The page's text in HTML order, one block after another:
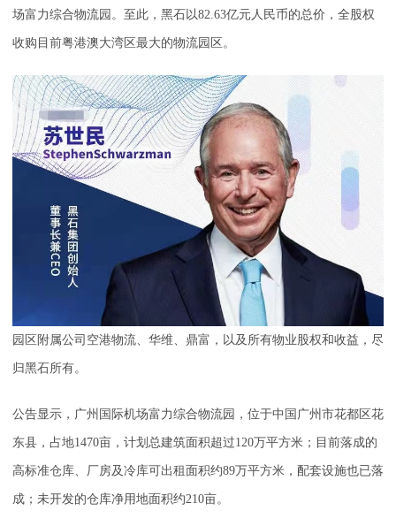
场富力综合物流园。至此，黑石以82.63亿元人民币的总价，全股权
收购目前粤港澳大湾区最大的物流园区。
园区附属公司空港物流、华维、鼎富，以及所有物业股权和收益，尽
归黑石所有。
公告显示，广州国际机场富力综合物流园，位于中国广州市花都区花
东县，占地1470亩，计划总建筑面积超过120万平方米；目前落成的
高标准仓库、厂房及冷库可出租面积约89万平方米，配套设施也已落
成；未开发的仓库净用地面积约210亩。